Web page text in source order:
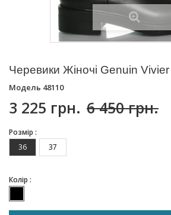
Черевики Жіночі Genuin
Модель 48110
3 225 грн. 6 450 грн.
Розмір :
36
37
Колір :